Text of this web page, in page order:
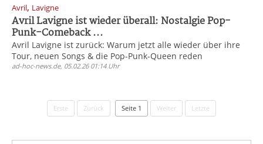
Avril, Lavigne
Avril Lavigne ist wieder überall: Nostalgie Pop-
Punk-Comeback ...
Avril Lavigne ist zurück: Warum jetzt alle wieder über ihre
Tour, neuen Songs & die Pop-Punk-Queen reden
ad-hoc-news.de, 05.02.26 01:14 Uhr
Erste Zurück Seite 1 Weiter Letzte